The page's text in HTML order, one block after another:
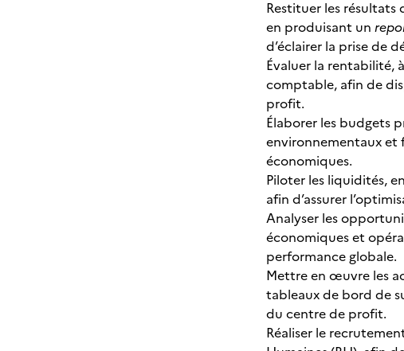
Restituer les résultats
en produisant un
d’éclairer la prise de
Évaluer la rentabilité,
comptable, afin de
profit.
Élaborer les budgets
environnementaux et
économiques.
Piloter les liquidités,
afin d’assurer
Analyser les
économiques et
performance globale.
Mettre en œuvre les
tableaux de bord de
du centre de profit.
Réaliser le